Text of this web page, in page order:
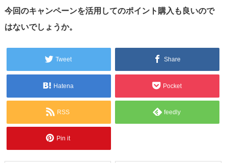
今回のキャンペーンを活用してのポイント購入も良いので
はないでしょうか。
Tweet Share
Hatena Pocket
RSS feedly
Pin it